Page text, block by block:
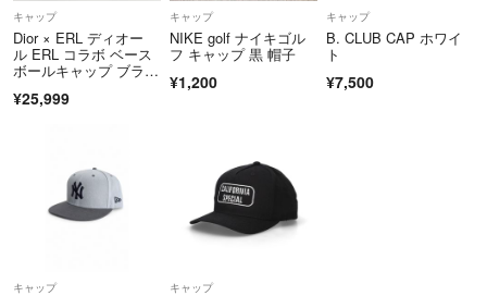
キャップ
Dior × ERL ディオー
ル ERL コラボ ベース
ボールキャップ ブラッ
繍 イタリア製 メン
¥25,999
キャップ
NIKE golf ナイキゴル
フ キャップ 黒 帽子
¥1,200
キャップ
B. CLUB CAP ホワイ
ト
¥7,500
キャップ キャップ